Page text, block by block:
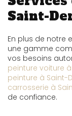
Saint-
En plus de notre
une gamme
vos besoins
peinture voiture
peinture à Saint-
carrosserie à
de confiance.